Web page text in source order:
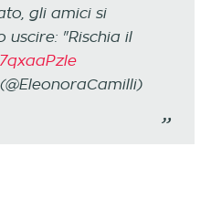
gli amici si
"Rischia il